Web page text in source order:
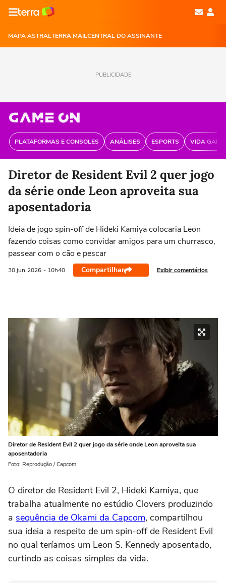
MAPA ASTRALTERRA MAILCENTRAL DO ASSINANTE
PUBLICIDADE
PLATAFORMAS E CONSOLES ANÁLISES ESPORTS VIDA
Diretor de Resident Evil 2 quer jogo
da série onde Leon aproveita sua
aposentadoria
Ideia de jogo spin-off de Hideki Kamiya colocaria Leon
fazendo coisas como convidar amigos para um churrasco,
passear com o cão e pescar
30 jun 2026 - 10h40 Compartilhar Exibir comentários
Diretor de Resident Evil 2 quer jogo da série onde Leon aproveita sua
aposentadoria
Foto: Reprodução / Capcom
O diretor de Resident Evil 2, Hideki Kamiya, que
trabalha atualmente no estúdio Clovers produzindo
a sequência de Okami da Capcom, compartilhou
sua ideia a respeito de um spin-off de Resident Evil
no qual teríamos um Leon S. Kennedy aposentado,
curtindo as coisas simples da vida.